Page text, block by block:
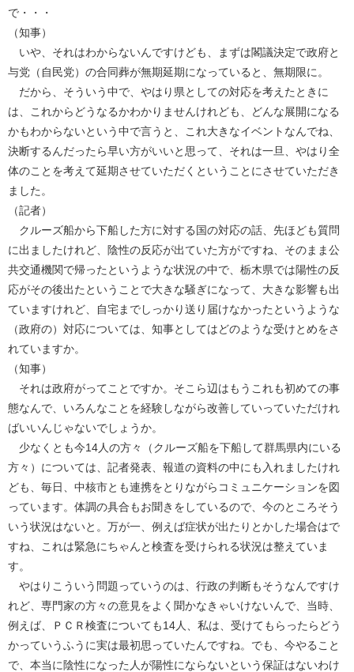
で・・・
（知事）
いや、それはわからないんですけども、まずは閣議決定で政府と
与党（自民党）の合同葬が無期延期になっていると、無期限に。
だから、そういう中で、やはり県としての対応を考えたときに
は、これからどうなるかわかりませんけれども、どんな展開になる
かもわからないという中で言うと、これ大きなイベントなんでね、
決断するんだったら早い方がいいと思って、それは一旦、やはり全
体のことを考えて延期させていただくということにさせていただき
ました。
（記者）
クルーズ船から下船した方に対する国の対応の話、先ほども質問
に出ましたけれど、陰性の反応が出ていた方がですね、そのまま公
共交通機関で帰ったというような状況の中で、栃木県では陽性の反
応がその後出たということで大きな騒ぎになって、大きな影響も出
ていますけれど、自宅までしっかり送り届けなかったというような
（政府の）対応については、知事としてはどのような受けとめをさ
れていますか。
（知事）
それは政府がってことですか。そこら辺はもうこれも初めての事
態なんで、いろんなことを経験しながら改善していっていただけれ
ばいいんじゃないでしょうか。
少なくとも今14人の方々（クルーズ船を下船して群馬県内にいる
方々）については、記者発表、報道の資料の中にも入れましたけれ
ども、毎日、中核市とも連携をとりながらコミュニケーションを図
っています。体調の具合もお聞きをしているので、今のところそう
いう状況はないと。万が一、例えば症状が出たりとかした場合はで
すね、これは緊急にちゃんと検査を受けられる状況は整えていま
す。
やはりこういう問題っていうのは、行政の判断もそうなんですけ
れど、専門家の方々の意見をよく聞かなきゃいけないんで、当時、
例えば、ＰＣＲ検査についても14人、私は、受けてもらったらどう
かっていうふうに実は最初思っていたんですね。でも、今やること
で、本当に陰性になった人が陽性にならないという保証はないわけ